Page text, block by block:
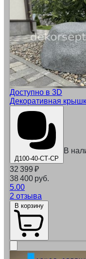
Доступно в 3D
Декоративная
Д100-40-СТ-СР
В
32 399 ₽
38 400 руб.
5.00
2 отзыва